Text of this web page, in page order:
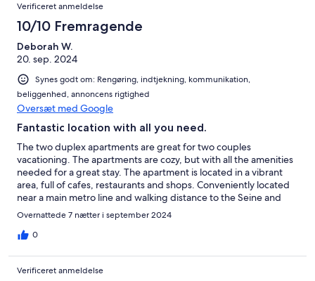
Verificeret anmeldelse
10/10 Fremragende
Deborah W.
20. sep. 2024
Synes godt om: Rengøring, indtjekning, kommunikation,
beliggenhed, annoncens rigtighed
Oversæt med Google
Fantastic location with all you need.
The two duplex apartments are great for two couples
vacationing. The apartments are cozy, but with all the amenities
needed for a great stay. The apartment is located in a vibrant
area, full of cafes, restaurants and shops. Conveniently located
near a main metro line and walking distance to the Seine and
Notre Dame. Would definitely stay here again. The elevator is
very small and did break down one day making it difficult for
people with mobility issues to navigate the stairs.
Overnattede 7 nætter i september 2024
0
Verificeret anmeldelse